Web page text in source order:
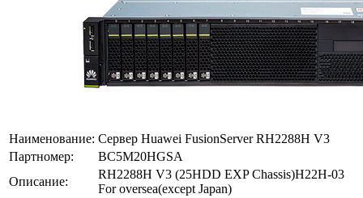
Наименование: Сервер Huawei FusionServer RH2288H V3
Партномер:
BC5M20HGSA
Описание:
RH2288H V3 (25HDD EXP Chassis)H22H-03
For oversea(except Japan)